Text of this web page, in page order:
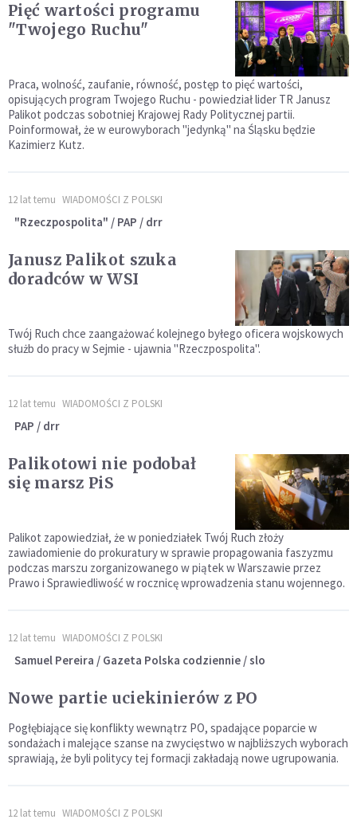
Pięć wartości programu
"Twojego Ruchu"
Praca, wolność, zaufanie, równość, postęp to pięć wartości,
opisujących program Twojego Ruchu - powiedział lider TR Janusz
Palikot podczas sobotniej Krajowej Rady Politycznej partii.
Poinformował, że w eurowyborach "jedynką" na Śląsku będzie
Kazimierz Kutz.
12 lat temu WIADOMOŚCI Z POLSKI
"Rzeczpospolita" / PAP / drr
Janusz Palikot szuka
doradców w WSI
Twój Ruch chce zaangażować kolejnego byłego oficera wojskowych
służb do pracy w Sejmie - ujawnia "Rzeczpospolita".
12 lat temu WIADOMOŚCI Z POLSKI
PAP / drr
Palikotowi nie podobał
się marsz PiS
Palikot zapowiedział, że w poniedziałek Twój Ruch złoży
zawiadomienie do prokuratury w sprawie propagowania faszyzmu
podczas marszu zorganizowanego w piątek w Warszawie przez
Prawo i Sprawiedliwość w rocznicę wprowadzenia stanu wojennego.
12 lat temu WIADOMOŚCI Z POLSKI
Samuel Pereira / Gazeta Polska codziennie / slo
Nowe partie uciekinierów z PO
Pogłębiające się konflikty wewnątrz PO, spadające poparcie w
sondażach i malejące szanse na zwycięstwo w najbliższych wyborach
sprawiają, że byli politycy tej formacji zakładają nowe ugrupowania.
12 lat temu WIADOMOŚCI Z POLSKI